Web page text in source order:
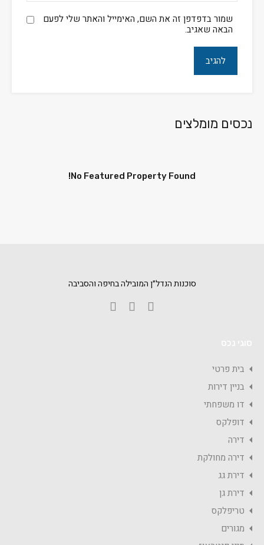
שמור בדפדפן זה את השם, האימייל והאתר שלי לפעם
הבאה שאגיב.
נכסים מומלצים
No Featured Property Found!
סוכנות הנדל״ן המובילה בחיפה והסביבה
בית פרטי
בניין דירות
דו משפחתי
דופלקס
דירה
דירה מחולקת
דירת גג
דירת גן
טריפלקס
מגורים